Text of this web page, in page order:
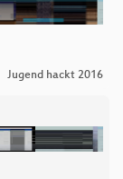
Jugend hackt 2016